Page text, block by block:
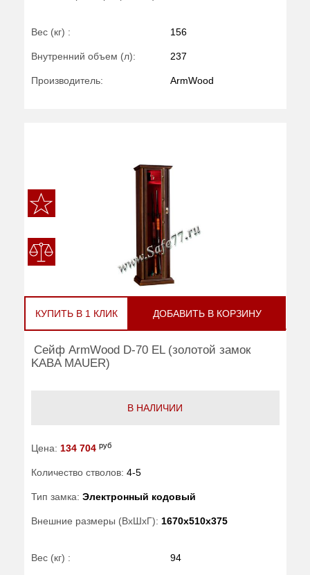
Вес (кг) : 156
Внутренний объем (л): 237
Производитель: ArmWood
КУПИТЬ В 1 КЛИК ДОБАВИТЬ В КОРЗИНУ
Сейф ArmWood D-70 EL (золотой замок
KABA MAUER)
В НАЛИЧИИ
Цена: 134 704 руб
Количество стволов: 4-5
Тип замка: Электронный кодовый
Внешние размеры (ВхШхГ): 1670x510x375
Вес (кг) : 94